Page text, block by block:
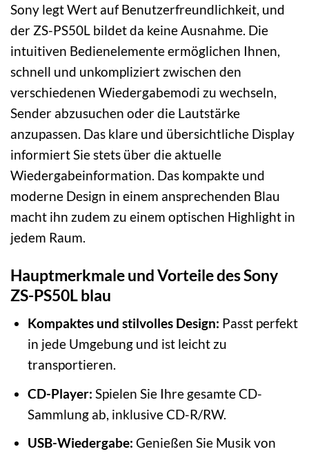
Sony legt Wert auf Benutzerfreundlichkeit, und
der ZS-PS50L bildet da keine Ausnahme. Die
intuitiven Bedienelemente ermöglichen Ihnen,
schnell und unkompliziert zwischen den
verschiedenen Wiedergabemodi zu wechseln,
Sender abzusuchen oder die Lautstärke
anzupassen. Das klare und übersichtliche Display
informiert Sie stets über die aktuelle
Wiedergabeinformation. Das kompakte und
moderne Design in einem ansprechenden Blau
macht ihn zudem zu einem optischen Highlight in
jedem Raum.
Hauptmerkmale und Vorteile des Sony
ZS-PS50L blau
Kompaktes und stilvolles Design: Passt perfekt
in jede Umgebung und ist leicht zu
transportieren.
CD-Player: Spielen Sie Ihre gesamte CD-
Sammlung ab, inklusive CD-R/RW.
USB-Wiedergabe: Genießen Sie Musik von